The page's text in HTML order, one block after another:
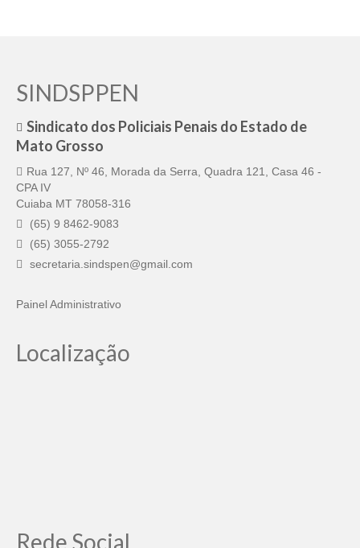
SINDSPPEN
Sindicato dos Policiais Penais do Estado de
Mato Grosso
Rua 127, Nº 46, Morada da Serra, Quadra 121, Casa 46 -
CPA IV
Cuiaba MT 78058-316
(65) 9 8462-9083
(65) 3055-2792
secretaria.sindspen@gmail.com
Painel Administrativo
Localização
Rede Social